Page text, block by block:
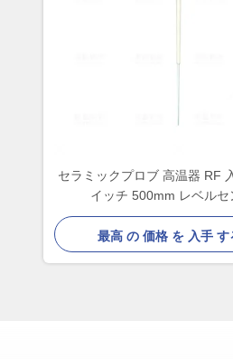
セラミックプロブ 高温器 RF
イッチ 500mm レベルセ
最高 の 価格 を 入手 す